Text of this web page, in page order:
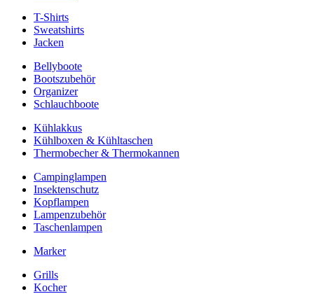
T-Shirts
Sweatshirts
Jacken
Bellyboote
Bootszubehör
Organizer
Schlauchboote
Kühlakkus
Kühlboxen & Kühltaschen
Thermobecher & Thermokannen
Campinglampen
Insektenschutz
Kopflampen
Lampenzubehör
Taschenlampen
Marker
Grills
Kocher